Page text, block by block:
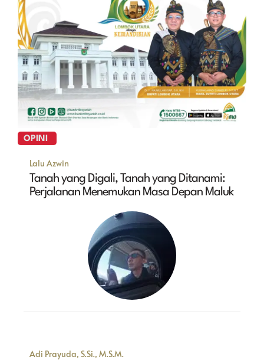
OPINI
Lalu Azwin
Tanah yang Digali, Tanah yang Ditanami:
Perjalanan Menemukan Masa Depan Maluk
Adi Prayuda, S.Si., M.S.M.